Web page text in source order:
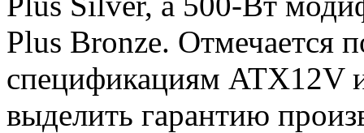
Plus Bronze. Отмечается
спецификациям ATX12V
выделить гарантию